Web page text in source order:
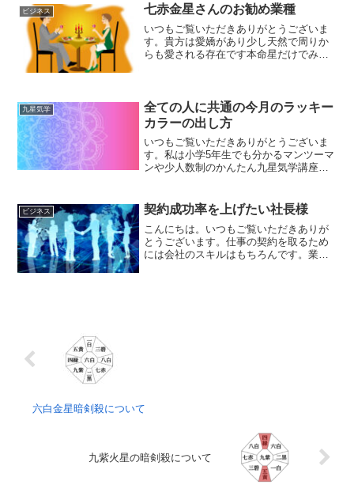
スキルを持つ動けるスタッ...
ビジネス 七赤金星さんのお勧め業種
いつもご覧いただきありがとうございま
す。貴方は愛嬌があり少し天然で周りか
らも愛される存在です本命星だけでみて
者・弁護士飲食業・飲食コ...
九星気学
全ての人に共通の今月のラッキー
カラーの出し方
いつもご覧いただきありがとうございま
す。私は小学5年生でも分かるマンツーマ
ンや少人数制のかんたん九星気学講座を
キーカラーの出し方を教えています。九
星気学を少しお勉強した...
ビジネス 契約成功率を上げたい社長様
こんにちは。いつもご覧いただきありが
とうございます。仕事の契約を取るため
には会社のスキルはもちろんです。業種
六白金星暗剣殺について
九紫火星の暗剣殺について